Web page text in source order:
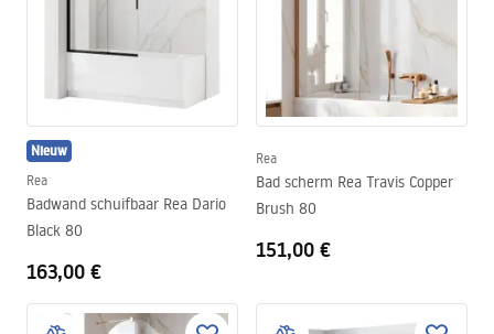
Nieuw
Rea
Badwand schuifbaar Rea Dario
Black 80
163,00 €
Rea
Bad scherm Rea Travis Copper
Brush 80
151,00 €